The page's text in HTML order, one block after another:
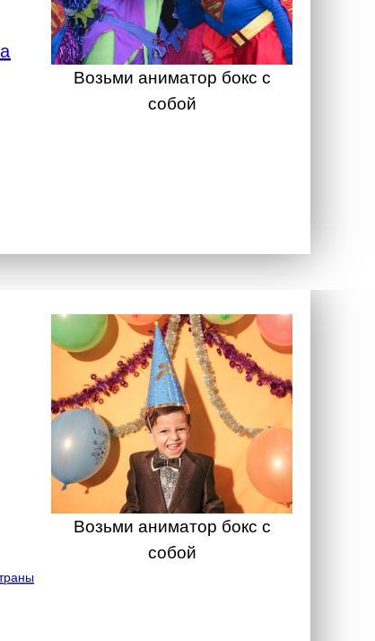
Возьми аниматор бокс с
собой
Возьми аниматор бокс с
собой